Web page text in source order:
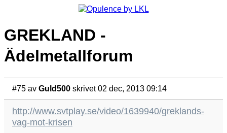
GREKLAND -
Ädelmetallforum
#75 av Guld500 skrivet 02 dec, 2013 09:14
http://www.svtplay.se/video/1639940/greklands-
vag-mot-krisen